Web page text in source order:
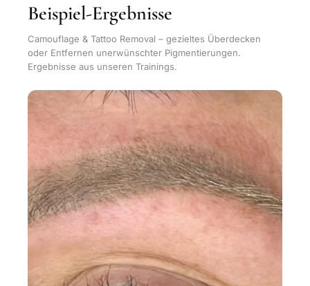
Beispiel-Ergebnisse
Camouflage & Tattoo Removal – gezieltes Überdecken
oder Entfernen unerwünschter Pigmentierungen.
Ergebnisse aus unseren Trainings.